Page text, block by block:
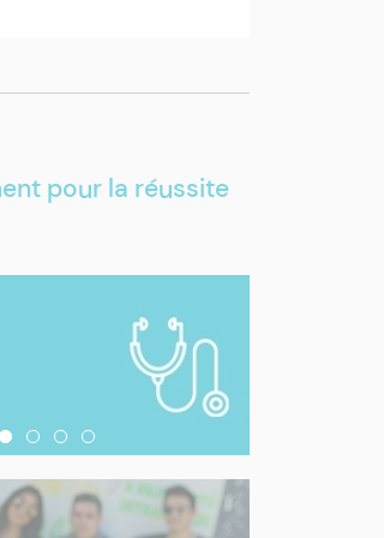
pour la réussite